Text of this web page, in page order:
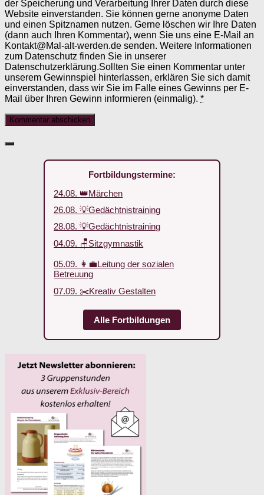
der Speicherung und Verarbeitung Ihrer Daten durch diese
Website einverstanden. Sie können gerne anonyme Daten
und einen Spitznamen nutzen. Gerne löschen wir Ihre Daten
(dann auch Ihren Kommentar), wenn Sie uns eine E-Mail an
Kontakt@Mal-alt-werden.de senden. Weitere Informationen
zum Datenschutz finden Sie in unserer
Datenschutzerklärung.Sollten Sie einen Kommentar unter
unserem Gewinnspiel hinterlassen, erklären Sie sich damit
einverstanden, dass wir Sie im Falle eines Gewinns per E-
Mail über Ihren Gewinn informieren (einmalig). *
Fortbildungstermine:
24.08. 👑Märchen
26.08. 💡Gedächtnistraining
28.08. 💡Gedächtnistraining
04.09. 🪑Sitzgymnastik
05.09. 👩‍💼Leitung der sozialen
Betreuung
07.09. ✂️Kreativ Gestalten
Alle Fortbildungen